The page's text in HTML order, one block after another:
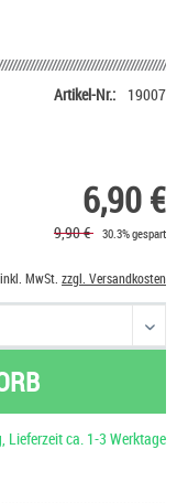
Artikel-Nr.: 19007
6,90 €
9,90 € 30.3% gespart
inkl. MwSt. zzgl. Versandkosten
Lieferzeit ca. 1-3 Werktage